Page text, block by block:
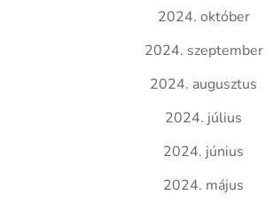
2024. október
2024. szeptember
2024. augusztus
2024. július
2024. június
2024. május